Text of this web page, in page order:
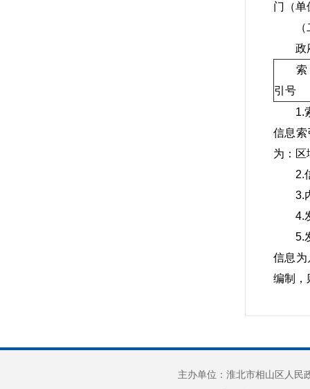
门（单
政
索
引号
1.
信息索
为：区
2.
3.
4.
5.
信息为
编制，
括发文
一组表
主办单位：淮北市相山区人